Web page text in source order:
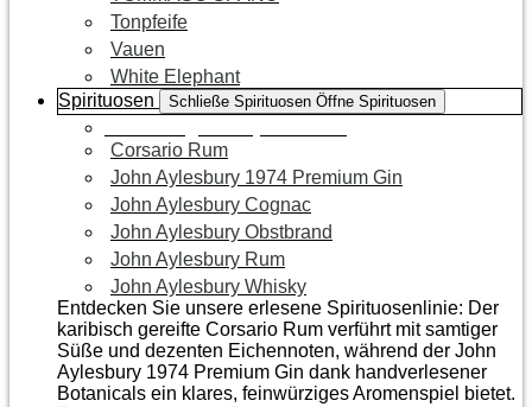
Tonpfeife
Vauen
White Elephant
Spirituosen
Schließe Spirituosen Öffne Spirituosen
Corsario Rum
John Aylesbury 1974 Premium Gin
John Aylesbury Cognac
John Aylesbury Obstbrand
John Aylesbury Rum
John Aylesbury Whisky
Entdecken Sie unsere erlesene Spirituosenlinie: Der
karibisch gereifte Corsario Rum verführt mit samtiger
Süße und dezenten Eichen­noten, während der John
Aylesbury 1974 Premium Gin dank handverlesener
Botanicals ein klares, feinwürziges Aromenspiel bietet.